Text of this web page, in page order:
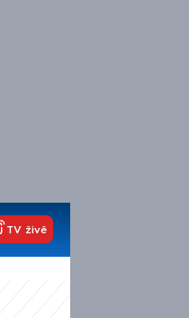
TV živě